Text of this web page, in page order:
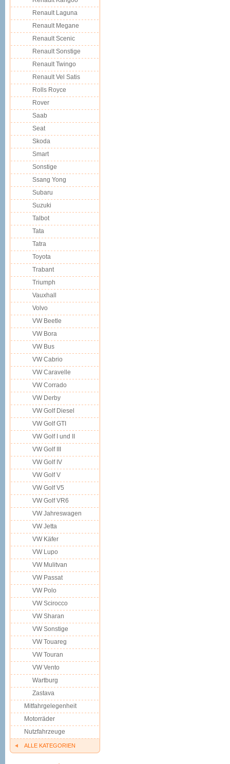
Renault Laguna
Renault Megane
Renault Scenic
Renault Sonstige
Renault Twingo
Renault Vel Satis
Rolls Royce
Rover
Saab
Seat
Skoda
Smart
Sonstige
Ssang Yong
Subaru
Suzuki
Talbot
Tata
Tatra
Toyota
Trabant
Triumph
Vauxhall
Volvo
VW Beetle
VW Bora
VW Bus
VW Cabrio
VW Caravelle
VW Corrado
VW Derby
VW Golf Diesel
VW Golf GTI
VW Golf I und II
VW Golf III
VW Golf IV
VW Golf V
VW Golf V5
VW Golf VR6
VW Jahreswagen
VW Jetta
VW Käfer
VW Lupo
VW Mulitvan
VW Passat
VW Polo
VW Scirocco
VW Sharan
VW Sonstige
VW Touareg
VW Touran
VW Vento
Wartburg
Zastava
Mitfahrgelegenheit
Motorräder
Nutzfahrzeuge
ALLE KATEGORIEN